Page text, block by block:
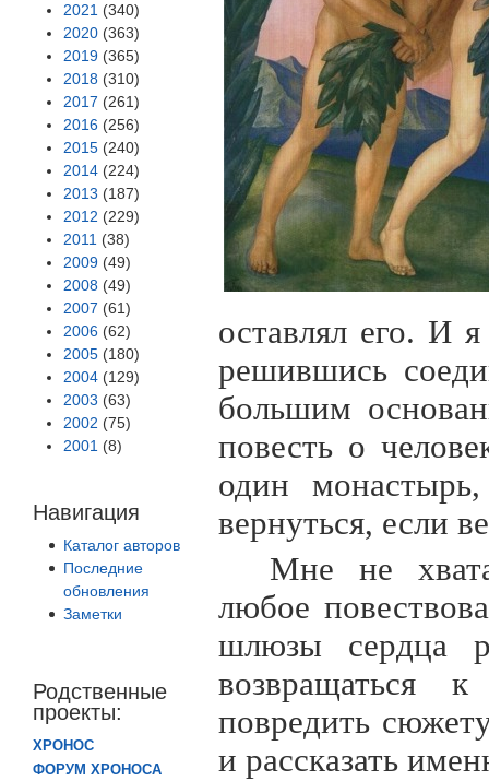
2021 (340)
2020 (363)
2019 (365)
2018 (310)
2017 (261)
2016 (256)
2015 (240)
2014 (224)
2013 (187)
2012 (229)
2011 (38)
2009 (49)
2008 (49)
2007 (61)
2006 (62)
2005 (180)
2004 (129)
2003 (63)
2002 (75)
2001 (8)
Навигация
Каталог авторов
Последние
обновления
Заметки
Родственные
проекты:
ХРОНОС
ФОРУМ ХРОНОСА
оставлял его. И
решившись
большим
повесть о
один
вернуться, если
Мне не
любое
шлюзы сердца
возвращаться
повредить
и рассказать